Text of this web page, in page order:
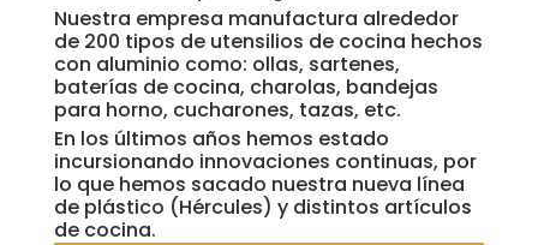
Nuestra empresa manufactura alrededor
de 200 tipos de utensilios de cocina hechos
con aluminio como: ollas, sartenes,
baterías de cocina, charolas, bandejas
para horno, cucharones, tazas, etc.
En los últimos años hemos estado
incursionando innovaciones continuas, por
lo que hemos sacado nuestra nueva línea
de plástico (Hércules) y distintos artículos
de cocina.